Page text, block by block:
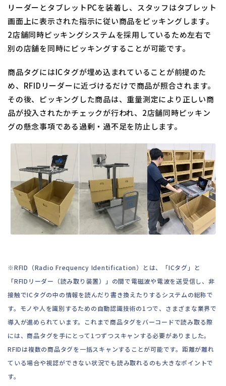
リーダーとタブレットPCを装着し、スタッフはタブレット
画面上に表示された指示に従い商品をピッキングします。
2店舗同時ピッキングシステムを採用しているため左右で
別の店舗を同時にピッキングすることが可能です。
商品タグにはICタグが埋め込まれていることが前提のた
め、RFIDリーダーに近づけるだけで商品が照合されます。
その後、ピッキングした商品は、重量測定により正しい商
品が投入されたかチェックが行われ、2店舗同時ピッキン
グの懸念事項である過剰・過不足を防止します。
※RFID（Radio Frequency Identification）とは、「ICタグ」と
「RFIDリーダー（読み取り装置）」の間で電磁波や電波を送受信し、非
接触でICタグの中の情報を読んだり書き換えたりするシステムの総称で
す。モノや人を識別するための自動認識技術の1つで、さまざまな業界で
導入が進められています。これまで商品タグをバーコードで読み取る際
には、商品タグを手にとって1つずつスキャンする必要がありました。
RFIDは複数の商品タグを一括スキャンすることが可能です。距離が離れ
ている場合や視認ができない状況でも読み取れるのも大きなポイントで
す。